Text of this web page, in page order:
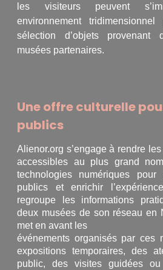
les visiteurs peuvent
environnement
sélection d’objets provenant
musées partenaires.
Une offre culturelle
publics
Alienor.org s’engage à rendre
accessibles au plus grand
technologies numériques
publics et enrichir
regroupe les informations
deux musées de son réseau en
met en avant les
événements organisés par ces
expositions temporaires, des
public, des visites guidées